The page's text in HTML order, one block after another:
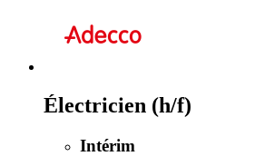
Électricien (h/f)
Intérim